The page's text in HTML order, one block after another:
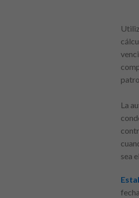
La
sea